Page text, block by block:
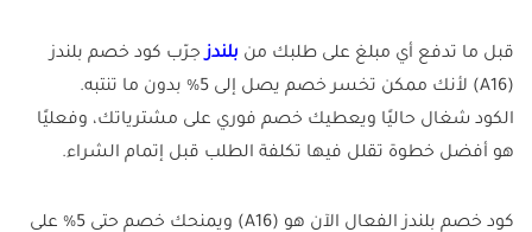
قبل ما تدفع أي مبلغ على طلبك من بلندزجرّب كود خصم بلندز
(A16) لأنك ممكن تخسر خصم يصل إلى 5% بدون ما تنتبه.
الكود شغال حاليًا ويعطيك خصم فوري على مشترياتك، وفعليًا
هو أفضل خطوة تقلل فيها تكلفة الطلب قبل إتمام الشراء.
كود خصم بلندز الفعال الآن هو (A16) ويمنحك خصم حتى 5% على